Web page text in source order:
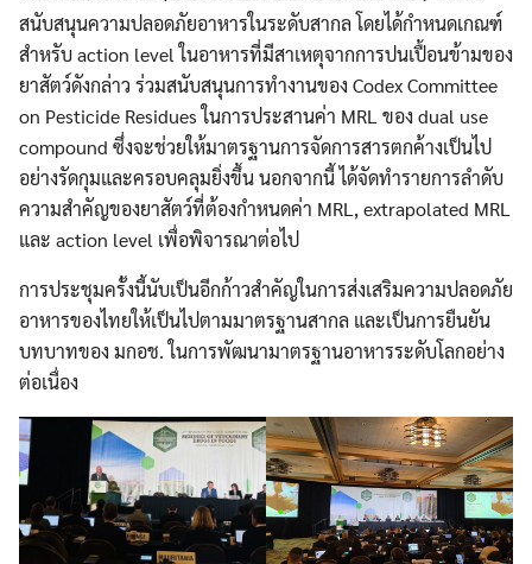
สนับสนุนความปลอดภัยอาหารในระดับสากล โดยได้กำหนดเกณฑ์
สำหรับ action level ในอาหารที่มีสาเหตุจากการปนเปื้อนข้ามของ
ยาสัตว์ดังกล่าว ร่วมสนับสนุนการทำงานของ Codex Committee
on Pesticide Residues ในการประสานค่า MRL ของ dual use
compound ซึ่งจะช่วยให้มาตรฐานการจัดการสารตกค้างเป็นไป
อย่างรัดกุมและครอบคลุมยิ่งขึ้น นอกจากนี้ ได้จัดทำรายการลำดับ
ความสำคัญของยาสัตว์ที่ต้องกำหนดค่า MRL, extrapolated MRL
และ action level เพื่อพิจารณาต่อไป
การประชุมครั้งนี้นับเป็นอีกก้าวสำคัญในการส่งเสริมความปลอดภัย
อาหารของไทยให้เป็นไปตามมาตรฐานสากล และเป็นการยืนยัน
บทบาทของ มกอช. ในการพัฒนามาตรฐานอาหารระดับโลกอย่าง
ต่อเนื่อง